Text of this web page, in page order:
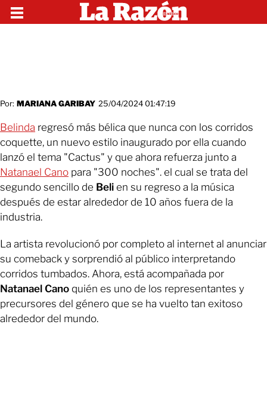
Por: MARIANA GARIBAY 25/04/2024 01:47:19
Belinda regresó más bélica que nunca con los corridos
coquette, un nuevo estilo inaugurado por ella cuando
lanzó el tema "Cactus" y que ahora refuerza junto a
Natanael Cano para "300 noches". el cual se trata del
segundo sencillo de Beli en su regreso a la música
después de estar alrededor de 10 años fuera de la
industria.
La artista revolucionó por completo al internet al anunciar
su comeback y sorprendió al público interpretando
corridos tumbados. Ahora, está acompañada por
Natanael Cano quién es uno de los representantes y
precursores del género que se ha vuelto tan exitoso
alrededor del mundo.